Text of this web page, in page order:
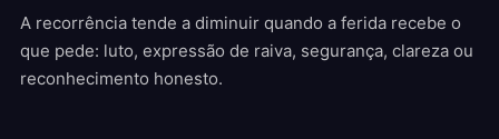
A recorrência tende a diminuir quando a ferida recebe o
que pede: luto, expressão de raiva, segurança, clareza ou
reconhecimento honesto.